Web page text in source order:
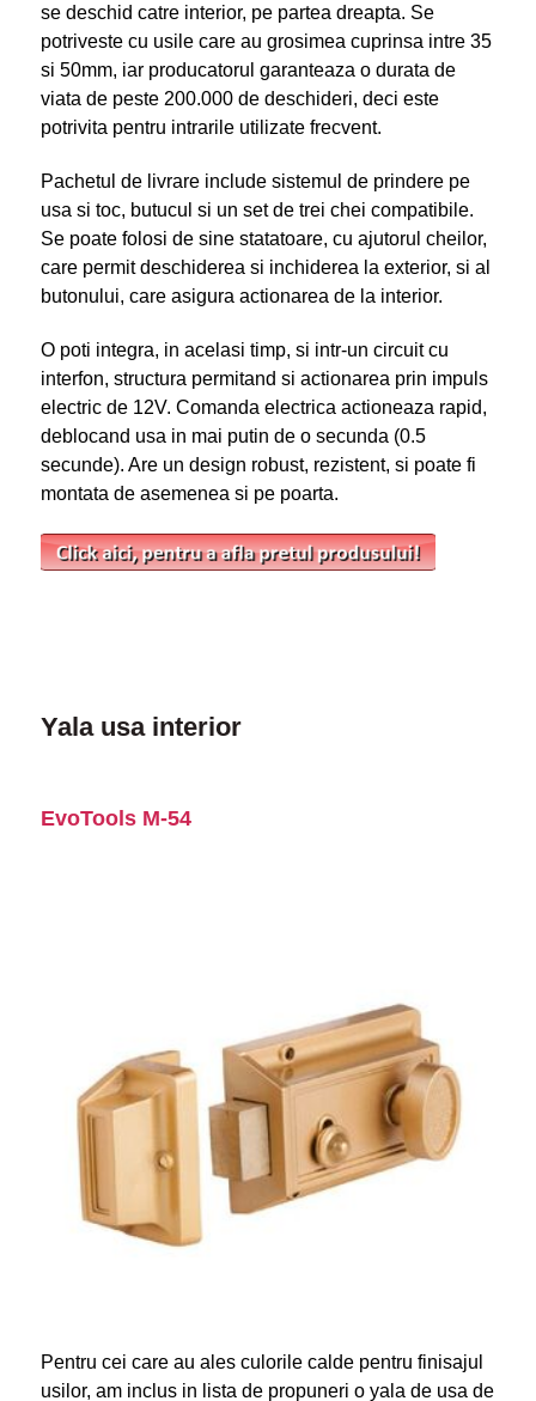
se deschid catre interior, pe partea dreapta. Se
potriveste cu usile care au grosimea cuprinsa intre 35
si 50mm, iar producatorul garanteaza o durata de
viata de peste 200.000 de deschideri, deci este
potrivita pentru intrarile utilizate frecvent.
Pachetul de livrare include sistemul de prindere pe
usa si toc, butucul si un set de trei chei compatibile.
Se poate folosi de sine statatoare, cu ajutorul cheilor,
care permit deschiderea si inchiderea la exterior, si al
butonului, care asigura actionarea de la interior.
O poti integra, in acelasi timp, si intr-un circuit cu
interfon, structura permitand si actionarea prin impuls
electric de 12V. Comanda electrica actioneaza rapid,
deblocand usa in mai putin de o secunda (0.5
secunde). Are un design robust, rezistent, si poate fi
montata de asemenea si pe poarta.
Yala usa interior
EvoTools M-54
Pentru cei care au ales culorile calde pentru finisajul
usilor, am inclus in lista de propuneri o yala de usa de